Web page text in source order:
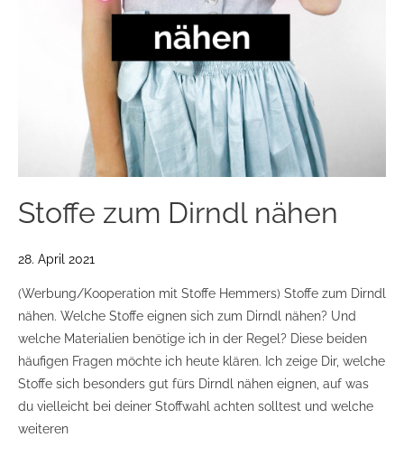
Stoffe zum Dirndl nähen
28. April 2021
(Werbung/Kooperation mit Stoffe Hemmers) Stoffe zum Dirndl
nähen. Welche Stoffe eignen sich zum Dirndl nähen? Und
welche Materialien benötige ich in der Regel? Diese beiden
häufigen Fragen möchte ich heute klären. Ich zeige Dir, welche
Stoffe sich besonders gut fürs Dirndl nähen eignen, auf was
du vielleicht bei deiner Stoffwahl achten solltest und welche
weiteren